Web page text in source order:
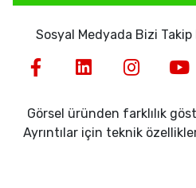
Sosyal Medyada Bizi Takip
Görsel üründen farklılık
Ayrıntılar için teknik